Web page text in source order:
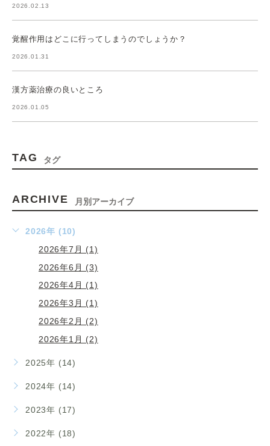
2026.02.13
覚醒作用はどこに行ってしまうのでしょうか？
2026.01.31
漢方薬治療の良いところ
2026.01.05
TAG タグ
ARCHIVE 月別アーカイブ
2026年 (10)
2026年7月 (1)
2026年6月 (3)
2026年4月 (1)
2026年3月 (1)
2026年2月 (2)
2026年1月 (2)
2025年 (14)
2024年 (14)
2023年 (17)
2022年 (18)